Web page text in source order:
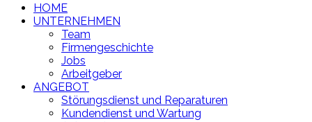
HOME
UNTERNEHMEN
Team
Firmengeschichte
Jobs
Arbeitgeber
ANGEBOT
Störungsdienst und Reparaturen
Kundendienst und Wartung